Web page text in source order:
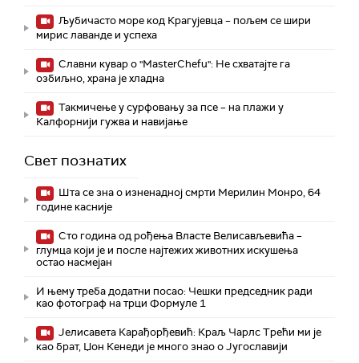
Љубичасто море код Крагујевца – пољем се шири
мирис лаванде и успеха
Славни кувар о "MasterChefu": Не схватајте га
озбиљно, храна је хладна
Такмичење у сурфовању за псе – на плажи у
Калфорнији гужва и навијање
Свет познатих
Шта се зна о изненадној смрти Мерилин Монро, 64
године касније
Сто година од рођења Власте Велисављевића –
глумца који је и после најтежих животних искушења
остао насмејан
И њему треба додатни посао: Чешки председник ради
као фотограф на трци Формуле 1
Јелисавета Карађорђевић: Краљ Чарлс Трећи ми је
као брат, Џон Кенеди је много знао о Југославији